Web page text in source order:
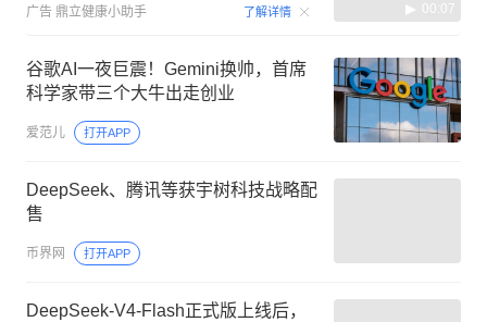
广告 鼎立健康小助手 了解详情 00:07
谷歌AI一夜巨震！Gemini换帅，首席
科学家带三个大牛出走创业
爱范儿 打开APP
DeepSeek、腾讯等获宇树科技战略配
售
币界网 打开APP
DeepSeek-V4-Flash正式版上线后，